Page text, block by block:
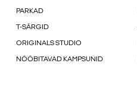
PARKAD
T-SÄRGID
ORIGINALS STUDIO
NÖÖBITAVAD KAMPSUNID